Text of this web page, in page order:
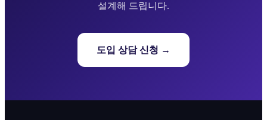
설계해 드립니다.
도입 상담 신청 →